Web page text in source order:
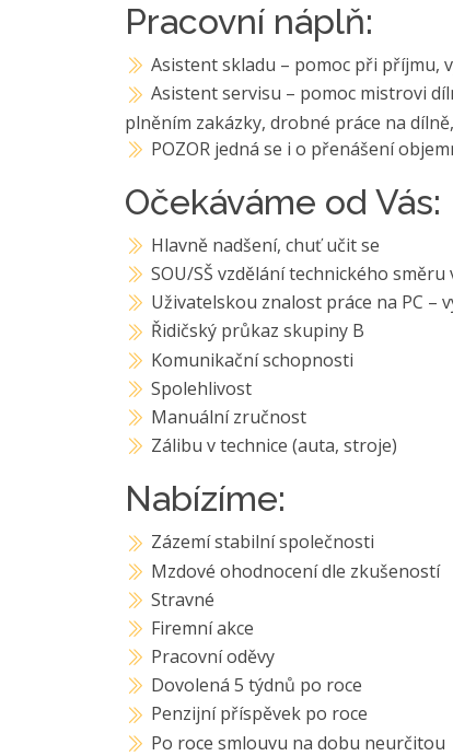
Pracovní náplň:
Asistent skladu – pomoc při příjmu,
Asistent servisu – pomoc mistrovi
plněním zakázky, drobné práce na
POZOR jedná se i o přenášení
Očekáváme od Vás:
Hlavně nadšení, chuť učit se
SOU/SŠ vzdělání technického směru
Uživatelskou znalost práce na PC –
Řidičský průkaz skupiny B
Komunikační schopnosti
Spolehlivost
Manuální zručnost
Zálibu v technice (auta, stroje)
Nabízíme:
Zázemí stabilní společnosti
Mzdové ohodnocení dle zkušeností
Stravné
Firemní akce
Pracovní oděvy
Dovolená 5 týdnů po roce
Penzijní příspěvek po roce
Po roce smlouvu na dobu neurčitou